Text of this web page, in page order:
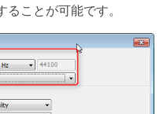
ことが可能です。